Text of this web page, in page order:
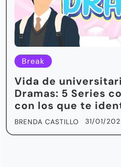
Break
Vida de
Dramas: 5 Series
con los que te
BRENDA CASTILLO 31/01/